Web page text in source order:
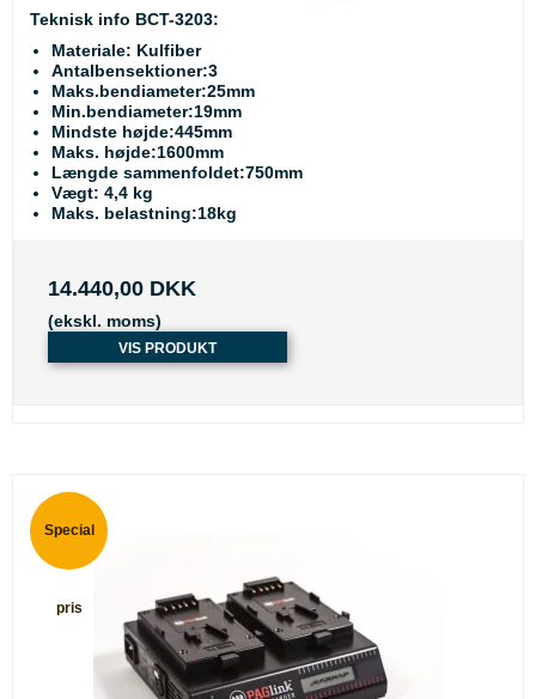
Teknisk info BCT-3203:
Materiale: Kulfiber
Antalbensektioner:3
Maks.bendiameter:25mm
Min.bendiameter:19mm
Mindste højde:445mm
Maks. højde:1600mm
Længde sammenfoldet:750mm
Vægt: 4,4 kg
Maks. belastning:18kg
14.440,00 DKK
(ekskl. moms)
VIS PRODUKT
Special
pris